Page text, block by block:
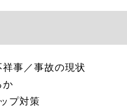
祥事／事故の現状
か
プ対策